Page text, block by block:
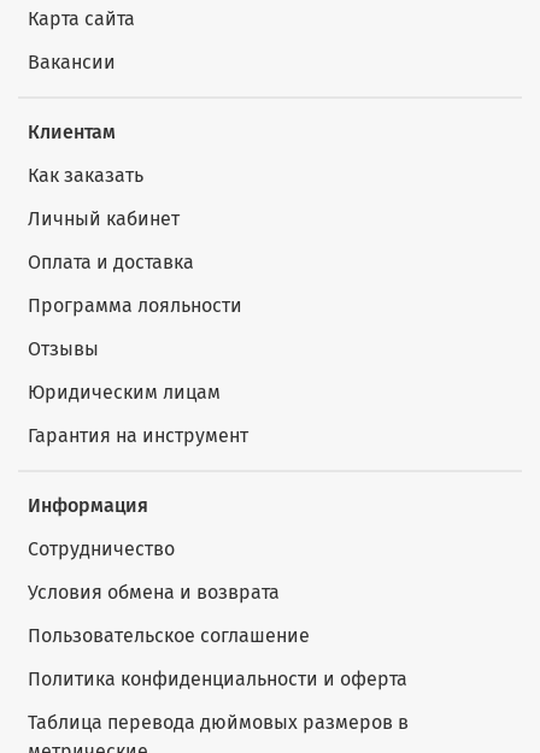
Карта сайта
Вакансии
Клиентам
Как заказать
Личный кабинет
Оплата и доставка
Программа лояльности
Отзывы
Юридическим лицам
Гарантия на инструмент
Информация
Сотрудничество
Условия обмена и возврата
Пользовательское соглашение
Политика конфиденциальности и оферта
Таблица перевода дюймовых размеров в